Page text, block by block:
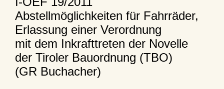
Abstellmöglichkeiten für Fahrräder,
Erlassung einer Verordnung
mit dem Inkrafttreten der Novelle
der Tiroler Bauordnung (TBO)
(GR Buchacher)